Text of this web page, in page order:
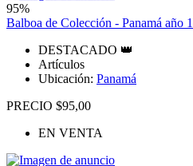
95%
Balboa de Colección - Panamá año
DESTACADO 👑
Artículos
Ubicación: Panamá
PRECIO $95,00
EN VENTA